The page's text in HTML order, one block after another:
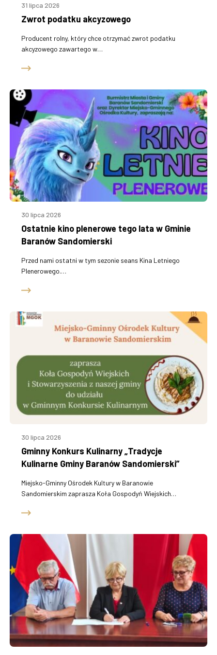
31 lipca 2026
Zwrot podatku akcyzowego
Producent rolny, który chce otrzymać zwrot podatku
akcyzowego zawartego w…
30 lipca 2026
Ostatnie kino plenerowe tego lata w Gminie
Baranów Sandomierski
Przed nami ostatni w tym sezonie seans Kina Letniego
Plenerowego.…
30 lipca 2026
Gminny Konkurs Kulinarny „Tradycje
Kulinarne Gminy Baranów Sandomierski”
Miejsko-Gminny Ośrodek Kultury w Baranowie
Sandomierskim zaprasza Koła Gospodyń Wiejskich…